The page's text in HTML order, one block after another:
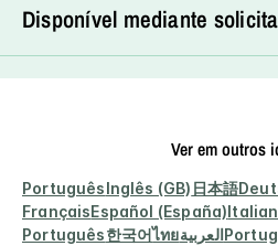
Disponível mediante
Ver em outros
PortuguêsInglês (GB) 日本語
FrançaisEspañol (España)
Português한국어ไทยالعربية